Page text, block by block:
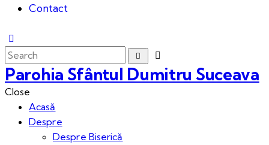
Contact
Parohia Sfântul Dumitru Suceava
Close
Acasă
Despre
Despre Biserică